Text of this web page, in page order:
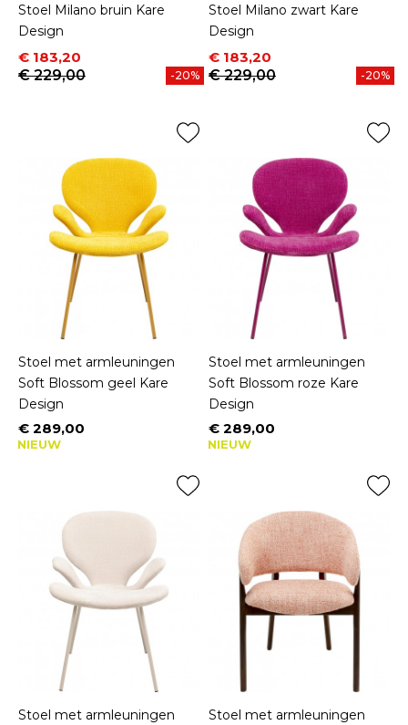
Stoel Milano bruin Kare
Design
Prijs
€ 183,20
Normale prijs
€ 229,00
-20%
Stoel Milano zwart Kare
Design
Prijs
€ 183,20
Normale prijs
€ 229,00
-20%
Stoel met armleuningen
Soft Blossom geel Kare
Design
Prijs
€ 289,00
NIEUW
Stoel met armleuningen
Soft Blossom roze Kare
Design
Prijs
€ 289,00
NIEUW
Stoel met armleuningen
Stoel met armleuningen